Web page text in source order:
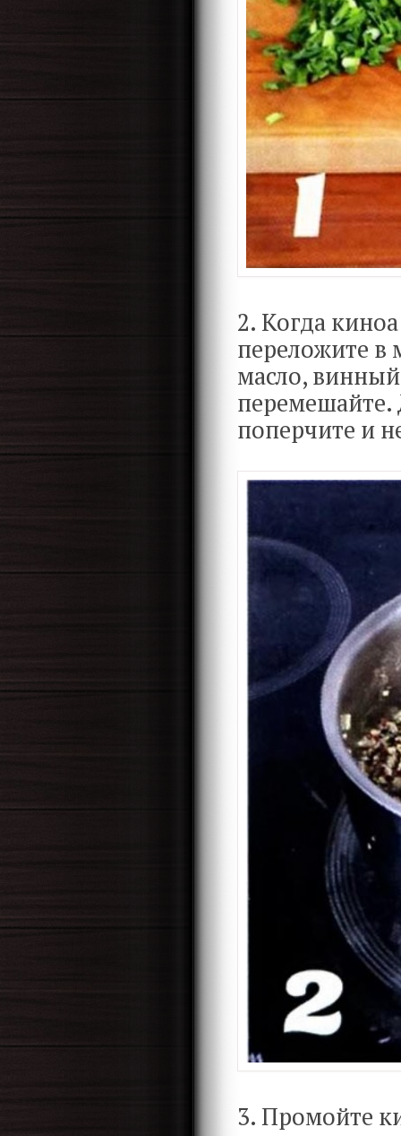
2. Когда
переложите в
масло,
перемешайте.
поперчите и
3. Промойте